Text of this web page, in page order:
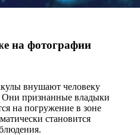
на фотографии
внушают человеку
Они признанные владыки
на погружение в зоне
становится